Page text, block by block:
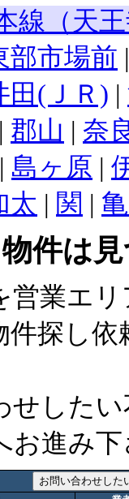
線（天
部市場前
田(ＪＲ) |
| 郡山 | 奈
| 島ヶ原 |
太 | 関 |
件は
営業エ
件探し
せした
お進み